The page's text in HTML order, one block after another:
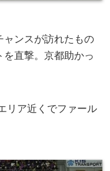
ャンスが訪れたもの
直撃。京都助かっ
リア近くでファール